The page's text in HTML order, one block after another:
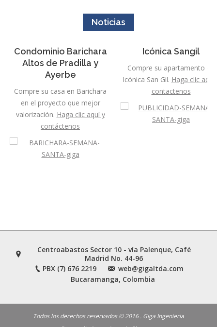
Noticias
Condominio Barichara
Altos de Pradilla y
Ayerbe
Compre su casa en Barichara
en el proyecto que mejor
valorización. Haga clic aquí y
contáctenos
Icónica Sangil
Compre su apartamento en
Icónica San Gil. Haga clic aquí
contactenos
Centroabastos Sector 10 - vía Palenque, Café
Madrid No. 44-96
PBX (7) 676 2219
web@gigaltda.com
Bucaramanga, Colombia
Todos los derechos reservados © 2016 . Giga Ingenieria